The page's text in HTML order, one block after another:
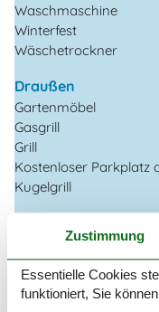
Waschmaschine
Winterfest
Wäschetrockner
Draußen
Gartenmöbel
Gasgrill
Grill
Kostenloser Parkplatz
Kugelgrill
Kaminofen
Elektrogeräte
1 Fernseher
Zustimmung
Essentielle Cookies
funktioniert, Sie